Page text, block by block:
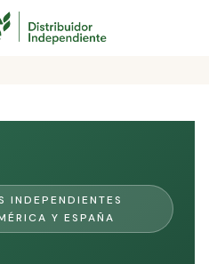
INDEPENDIENTES
Y ESPAÑA